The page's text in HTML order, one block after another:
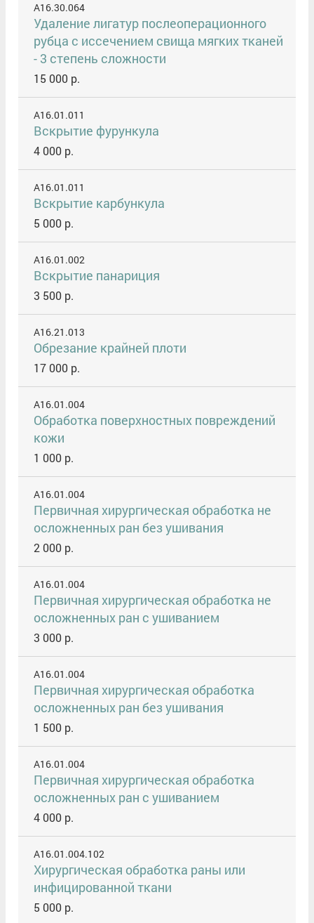
A16.30.064
Удаление лигатур послеоперационного
рубца с иссечением свища мягких тканей
- 3 степень сложности
15 000 р.
A16.01.011
Вскрытие фурункула
4 000 р.
A16.01.011
Вскрытие карбункула
5 000 р.
A16.01.002
Вскрытие панариция
3 500 р.
A16.21.013
Обрезание крайней плоти
17 000 р.
A16.01.004
Обработка поверхностных повреждений
кожи
1 000 р.
A16.01.004
Первичная хирургическая обработка не
осложненных ран без ушивания
2 000 р.
A16.01.004
Первичная хирургическая обработка не
осложненных ран c ушиванием
3 000 р.
A16.01.004
Первичная хирургическая обработка
осложненных ран без ушивания
1 500 р.
A16.01.004
Первичная хирургическая обработка
осложненных ран с ушиванием
4 000 р.
A16.01.004.102
Хирургическая обработка раны или
инфицированной ткани
5 000 р.